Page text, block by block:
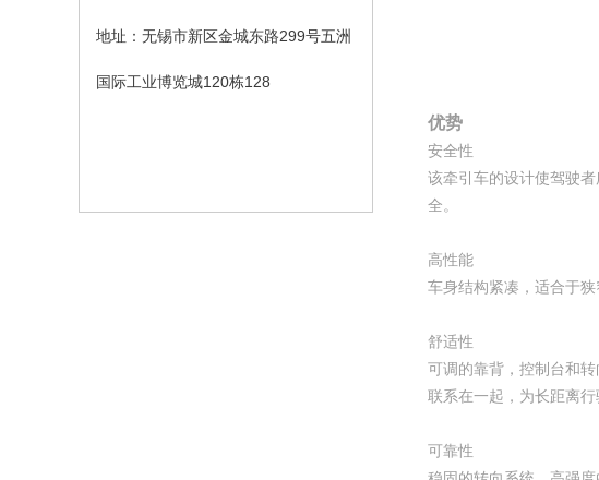
地址： 无锡市新区金城东路299号五洲
国际工业博览城120栋128
优势
安全性
该牵引车的设计使驾驶
全。
高性能
车身结构紧凑，适合于
舒适性
可调的靠背，控制台和
联系在一起，为长距离
可靠性